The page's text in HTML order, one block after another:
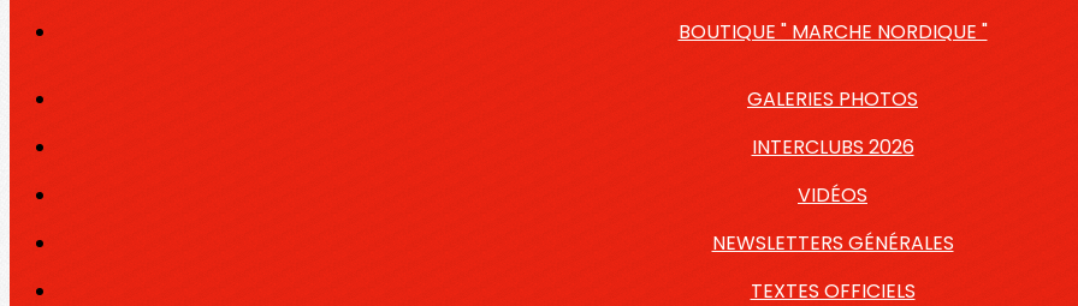
BOUTIQUE " MARCHE NORDIQUE "
GALERIES PHOTOS
INTERCLUBS 2026
VIDÉOS
NEWSLETTERS GÉNÉRALES
TEXTES OFFICIELS